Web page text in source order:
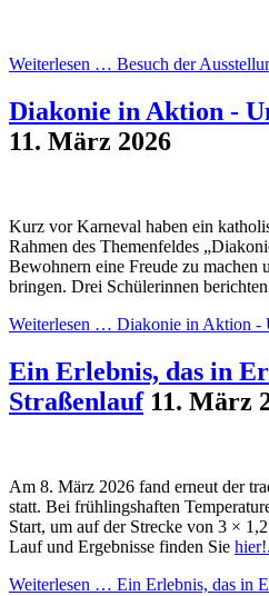
Weiterlesen … Besuch der
Diakonie in Aktion -
11. März 2026
Kurz vor Karneval haben ein
Rahmen des Themenfeldes
Bewohnern eine Freude zu
bringen. Drei Schülerinnen
Weiterlesen … Diakonie in Aktion -
Ein Erlebnis, das in
Straßenlauf 11. März
Am 8. März 2026 fand erneut der
statt. Bei frühlingshaften
Start, um auf der Strecke von 3 ×
Lauf und Ergebnisse finden Sie hier!.
Weiterlesen … Ein Erlebnis, das in